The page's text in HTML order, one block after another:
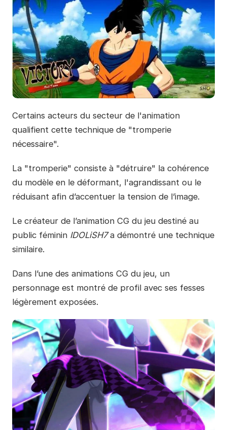
Certains acteurs du secteur de l'animation
qualifient cette technique de "tromperie
nécessaire".
La "tromperie" consiste à "détruire" la cohérence
du modèle en le déformant, l'agrandissant ou le
réduisant afin d’accentuer la tension de l’image.
Le créateur de l’animation CG du jeu destiné au
public féminin IDOLiSH7a démontré une technique
similaire.
Dans l’une des animations CG du jeu, un
personnage est montré de profil avec ses fesses
légèrement exposées.